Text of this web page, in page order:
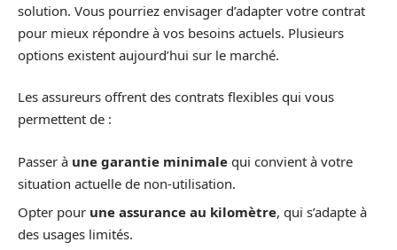
solution. Vous pourriez envisager d’adapter votre contrat
pour mieux répondre à vos besoins actuels. Plusieurs
options existent aujourd’hui sur le marché.
Les assureurs offrent des contrats flexibles qui vous
permettent de :
Passer à une garantie minimale qui convient à votre
situation actuelle de non-utilisation.
Opter pour une assurance au kilomètre, qui s’adapte à
des usages limités.